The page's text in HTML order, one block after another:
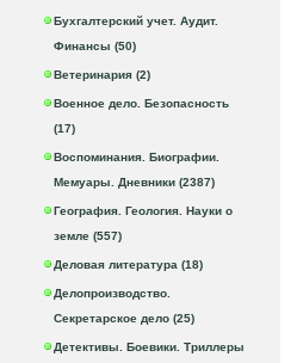
Бухгалтерский учет. Аудит.
Финансы (50)
Ветеринария (2)
Военное дело. Безопасность
(17)
Воспоминания. Биографии.
Мемуары. Дневники (2387)
География. Геология. Науки о
земле (557)
Деловая литература (18)
Делопроизводство.
Секретарское дело (25)
Детективы. Боевики. Триллеры